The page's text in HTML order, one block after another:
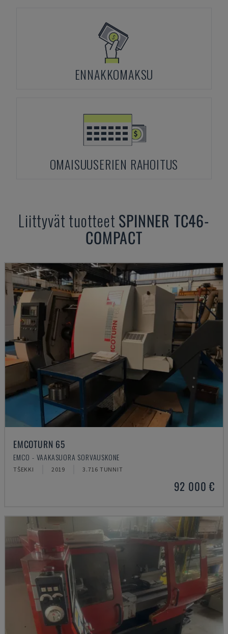
ENNAKKOMAKSU
OMAISUUSERIEN RAHOITUS
Liittyvät tuotteet SPINNER TC46-
COMPACT
EMCOTURN 65
EMCO - VAAKASUORA SORVAUSKONE
TŠEKKI 2019 3.716 TUNNIT
92 000 €